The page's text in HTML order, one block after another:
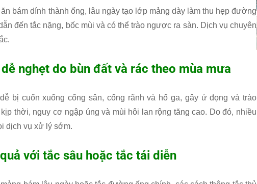
bám dính thành ống, lâu ngày tạo lớp mảng dày làm thu hẹp đường
đến tắc nặng, bốc mùi và có thể trào ngược ra sàn. Dịch vụ chuyên
nghẹt do bùn đất và rác theo mùa mưa
bị cuốn xuống cống sân, cống rãnh và hố ga, gây ứ đọng và trào
thời, nguy cơ ngập úng và mùi hôi lan rộng tăng cao. Do đó, nhiều
dịch vụ xử lý sớm.
với tắc sâu hoặc tắc tái diễn